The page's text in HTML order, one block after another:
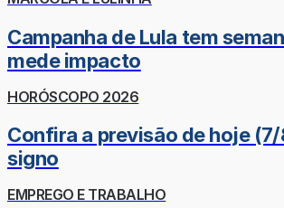
Campanha de Lula tem
mede impacto
HORÓSCOPO 2026
Confira a previsão de hoje
signo
EMPREGO E TRABALHO